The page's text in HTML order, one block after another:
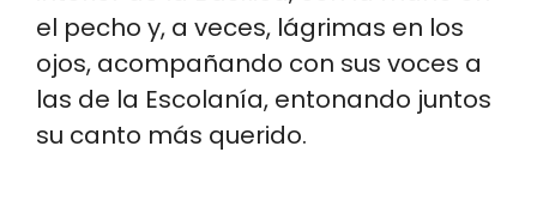
el pecho y, a veces, lágrimas en los
ojos, acompañando con sus voces a
las de la Escolanía, entonando juntos
su canto más querido.